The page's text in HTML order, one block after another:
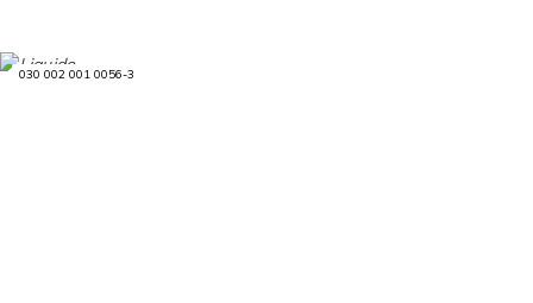
Utilize o cupom
030 002 001 0056-3